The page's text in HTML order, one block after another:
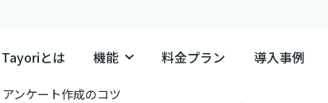
Tayoriとは 機能 料金プラン 導入事例
アンケート作成のコツ